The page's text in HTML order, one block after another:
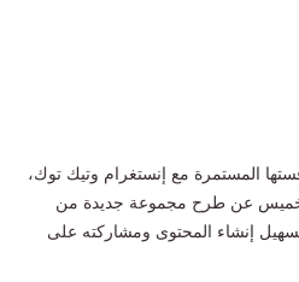
المستمرة مع إنستغرام وتيك توك،
عن طرح مجموعة جديدة من
تسهيل إنشاء المحتوى ومشاركته على